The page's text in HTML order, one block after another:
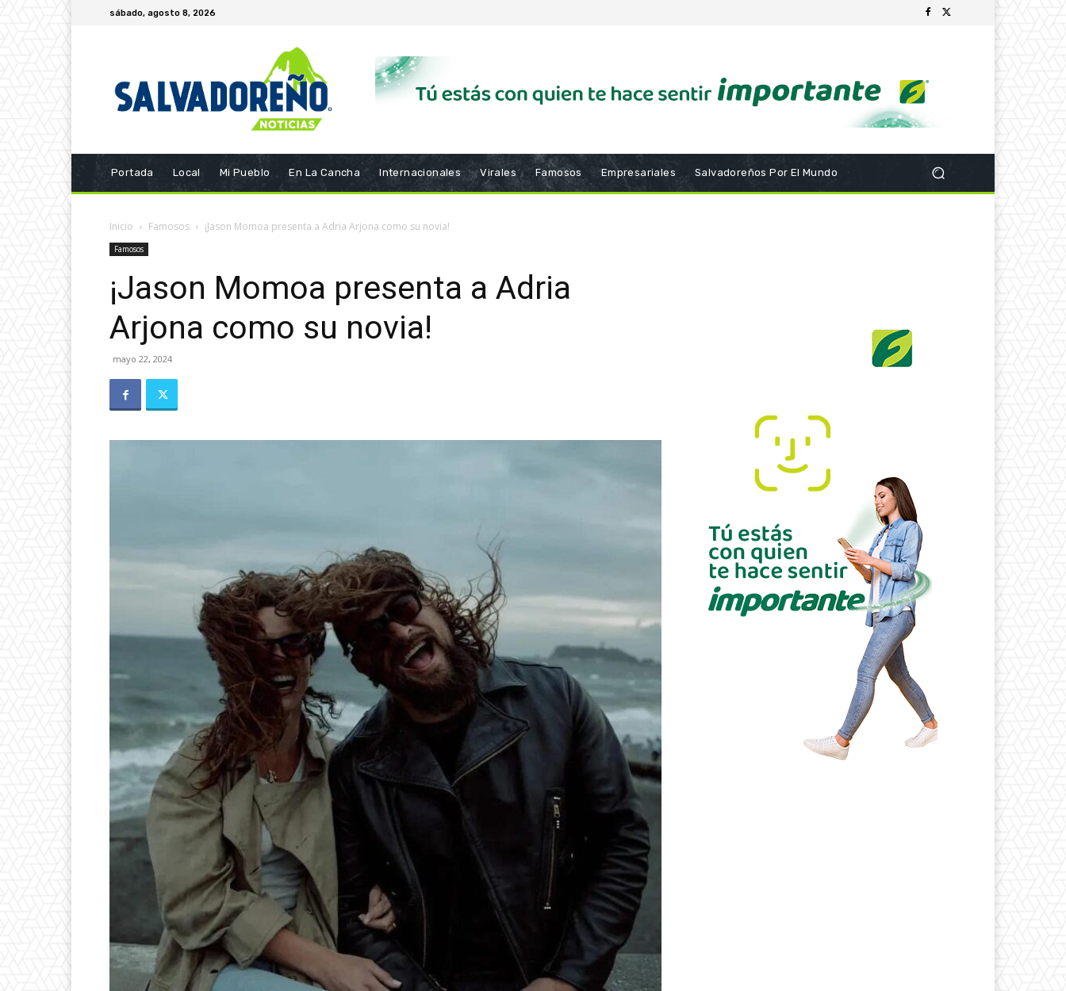
sábado, agosto 8, 2026
Portada Local Mi Pueblo En La Cancha Internacionales Virales Famosos Empresariales Salvadoreños Por El Mundo
Inicio Famosos ¡Jason Momoa presenta a Adria Arjona como su novia!
Famosos
¡Jason Momoa presenta a Adria
Arjona como su novia!
mayo 22, 2024